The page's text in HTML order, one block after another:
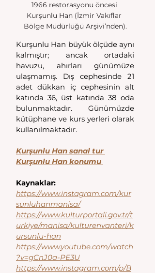
1966 restorasyonu öncesi
Kurşunlu Han (İzmir Vakıflar
Bölge Müdürlüğü Arşivi’nden).
Kurşunlu Han büyük ölçüde aynı
kalmıştır; ancak ortadaki
havuzu, ahırları günümüze
ulaşmamış. Dış cephesinde 21
adet dükkan iç cephesinin alt
katında 36, üst katında 38 oda
bulunmaktadır. Günümüzde
kütüphane ve kurs yerleri olarak
kullanılmaktadır.
Kurşunlu Han sanal tur
Kurşunlu Han konumu
Kaynaklar:
https://www.instagram.com/kur
sunluhanmanisa/
https://www.kulturportali.gov.tr/t
urkiye/manisa/kulturenvanteri/k
ursunlu-han
https://www.youtube.com/watch
?v=gCnJ0a-PE3U
https://www.instagram.com/p/B